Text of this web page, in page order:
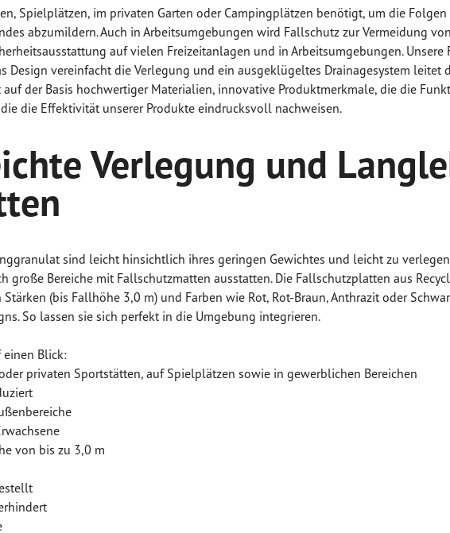
Spielplätzen, im privaten Garten oder Campingplätzen benötigt, um die
abzumildern. Auch in Arbeitsumgebungen wird Fallschutz zur Vermeidung
auf vielen Freizeitanlagen und in Arbeitsumgebungen.
Design vereinfacht die Verlegung und ein ausgeklügeltes Drainagesystem leitet
der Basis hochwertiger Materialien, innovative Produktmerkmale, die die
die Effektivität unserer Produkte eindrucksvoll nachweisen.
Verlegung und
sind leicht hinsichtlich ihres geringen Gewichtes und leicht zu
große Bereiche mit Fallschutzmatten ausstatten. Die Fallschutzplatten aus
(bis Fallhöhe 3,0 m) und Farben wie Rot, Rot-Braun, Anthrazit oder
So lassen sie sich perfekt in die Umgebung integrieren.
einen Blick:
privaten Sportstätten, auf Spielplätzen sowie in gewerblichen Bereichen
von bis zu 3,0 m